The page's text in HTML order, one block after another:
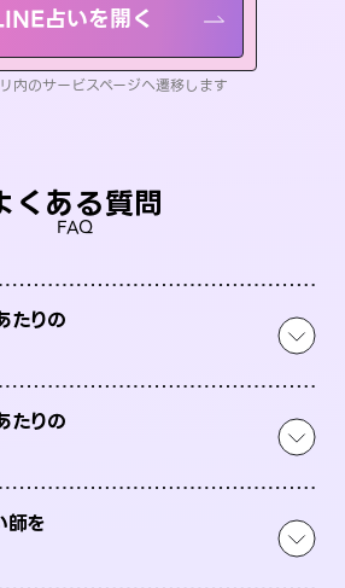
占いを開く
内のサービスページへ遷移します
くある質問
FAQ
たりの
たりの
師を